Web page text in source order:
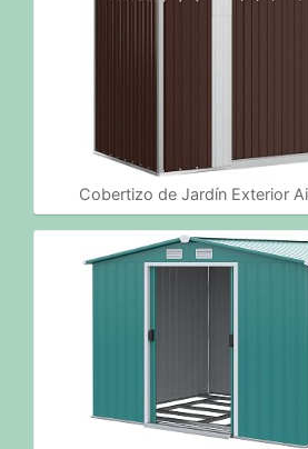
Cobertizo de Jardín Exterior